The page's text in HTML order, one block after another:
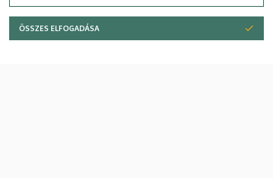
ÖSSZES ELFOGADÁSA